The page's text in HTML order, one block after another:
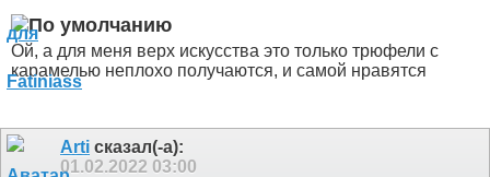
Ой, а для меня верх искусства это только трюфели с
карамелью неплохо получаются, и самой нравятся
Arti сказал(-а):
01.02.2022 03:00